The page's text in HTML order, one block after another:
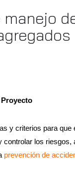
y criterios para que
controlar los
prevención de